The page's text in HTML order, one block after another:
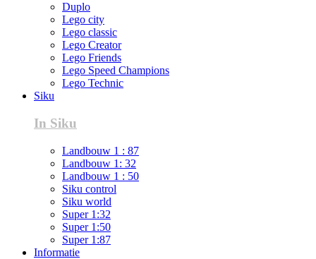
Duplo
Lego city
Lego classic
Lego Creator
Lego Friends
Lego Speed Champions
Lego Technic
Siku
In Siku
Landbouw 1 : 87
Landbouw 1: 32
Landbouw 1 : 50
Siku control
Siku world
Super 1:32
Super 1:50
Super 1:87
Informatie